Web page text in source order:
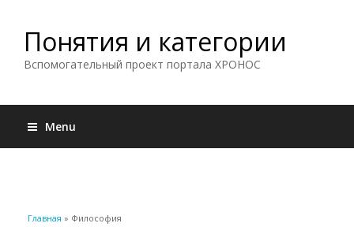
Понятия и категории
Вспомогательный проект портала ХРОНОС
Menu
Вы здесь
Главная » Философия